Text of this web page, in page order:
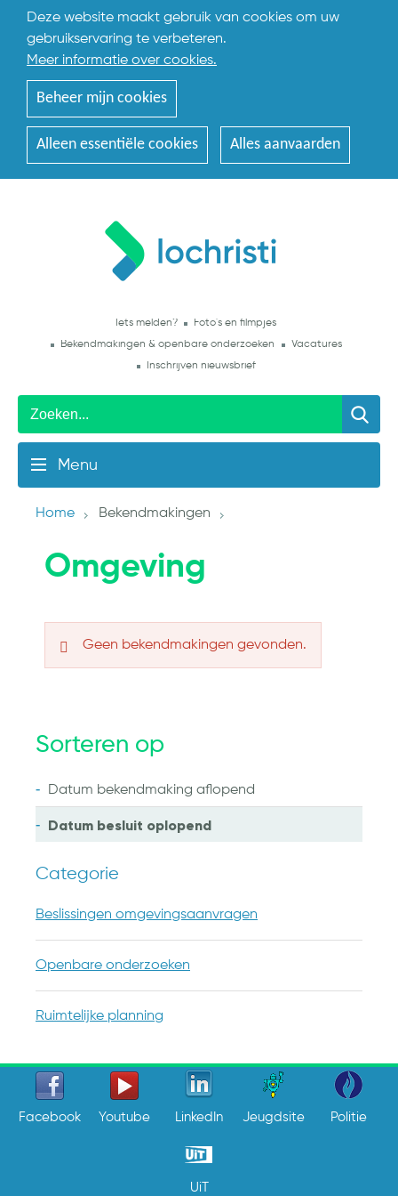
Deze website maakt gebruik van cookies om uw
gebruikservaring te verbeteren.
Meer informatie over cookies.
Beheer mijn cookies
Alleen essentiële cookies Alles aanvaarden
Iets melden?
Foto's en filmpjes
Bekendmakingen & openbare onderzoeken
Vacatures
Inschrijven nieuwsbrief
Menu
Home Bekendmakingen
Omgeving
Geen bekendmakingen gevonden.
Sorteren op
Datum bekendmaking aflopend
Datum besluit oplopend
Categorie
Beslissingen omgevingsaanvragen
Openbare onderzoeken
Ruimtelijke planning
Facebook Youtube LinkedIn Jeugdsite Politie
UiT